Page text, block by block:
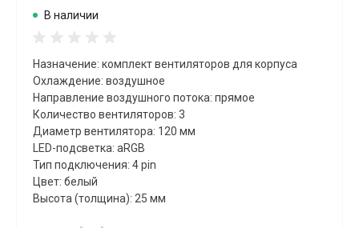
В наличии
Назначение: комплект вентиляторов для корпуса
Охлаждение: воздушное
Направление воздушного потока: прямое
Количество вентиляторов: 3
Диаметр вентилятора: 120 мм
LED-подсветка: aRGB
Тип подключения: 4 pin
Цвет: белый
Высота (толщина): 25 мм